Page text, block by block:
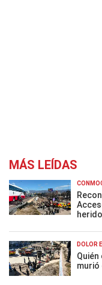
MÁS LEÍDAS
DOLOR
murió